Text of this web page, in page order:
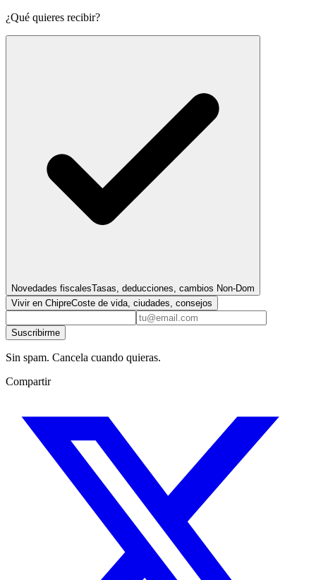
¿Qué quieres recibir?
Novedades fiscalesTasas, deducciones, cambios Non-Dom
Vivir en ChipreCoste de vida, ciudades, consejos
Suscribirme
Sin spam. Cancela cuando quieras.
Compartir